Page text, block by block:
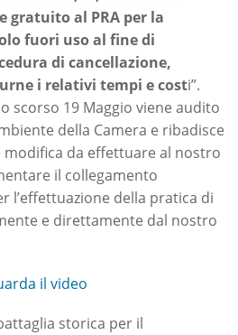
gratuito al PRA per la
fuori uso al fine di
di cancellazione,
i relativi tempi e costi”.
scorso 19 Maggio viene audito
della Camera e ribadisce
modifica da effettuare al nostro
il collegamento
l’effettuazione della pratica di
e direttamente dal nostro
il video
storica per il